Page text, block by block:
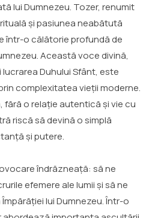
lui Dumnezeu. Tozer, renumit
și pasiunea neabătută
într-o călătorie profundă de
Această voce divină,
Duhului Sfânt, este
complexitatea vieții moderne.
fără o relație autentică și vie cu
riscă să devină o simplă
și putere.
îndrăzneață: să ne
efemere ale lumii și să ne
lui Dumnezeu. Într-o